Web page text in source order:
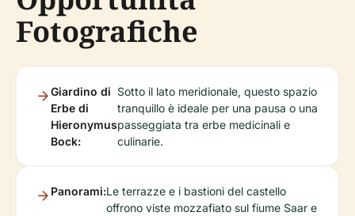
Fotografiche
Giardino di
Erbe di
Hieronymus
Bock:
Sotto il lato meridionale, questo spazio
tranquillo è ideale per una pausa o una
passeggiata tra erbe medicinali e
culinarie.
Panorami:Le terrazze e i bastioni del castello
offrono viste mozzafiato sul fiume Saar e